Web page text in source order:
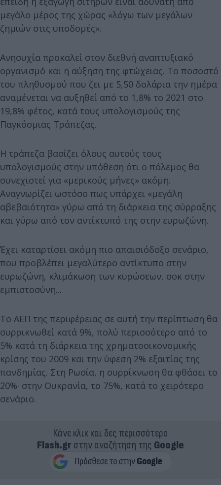
μεγάλο μέρος της χώρας «λόγω των μεγάλων
ζημιών στις υποδομές».
Ανησυχία προκαλεί στον διεθνή αναπτυξιακό
οργανισμό και η αύξηση της φτώχειας. Το ποσοστό
του πληθυσμού που ζει με 5,50 δολάρια την ημέρα
αναμένεται να αυξηθεί από το 1,8% το 2021 στο
19,8% φέτος, κατά τους υπολογισμούς της
Παγκόσμιας Τράπεζας.
Η τράπεζα βασίζει όλους αυτούς τους
υπολογισμούς στην υπόθεση ότι ο πόλεμος θα
συνεχιστεί για «μερικούς μήνες» ακόμη.
Αναγνωρίζει ωστόσο πως υπάρχει «μεγάλη
αβεβαιότητα» γύρω από τη διάρκεια της σύρραξης
και γύρω από τον αντίκτυπό της στην ευρωζώνη.
Έχει καταρτίσει ακόμη πιο απαισιόδοξο σενάριο,
που προβλέπει μεγαλύτερο αντίκτυπο στην
ευρωζώνη, κλιμάκωση των κυρώσεων, σοκ στην
εμπιστοσύνη...
Το ΑΕΠ της περιφέρειας σε αυτή την περίπτωση θα
συρρικνωθεί κατά 9%, πολύ περισσότερο από το
5% κατά τη διάρκεια της χρηματοοικονομικής
κρίσης του 2009 και την ύφεση 2% εξαιτίας της
πανδημίας. Στη Ρωσία, η συρρίκνωση θα φθάσει το
20%· στην Ουκρανία, το 75%, κατά το χειρότερο
σενάριο.
Κάνε κλικ και δες περισσότερο
Flash.grστην αναζήτηση της Google